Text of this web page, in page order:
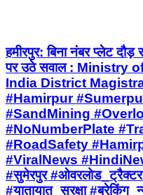
हमीरपुर: बिना नंबर प्लेट दौड़
पर उठे सवाल : Ministry
India District
#Hamirpur
#SandMining
#NoNumberPlate
#RoadSafety
#ViralNews
#सुमेरपुर #ओवरलोड_ट्रैक्टर
#यातायात_सुरक्षा